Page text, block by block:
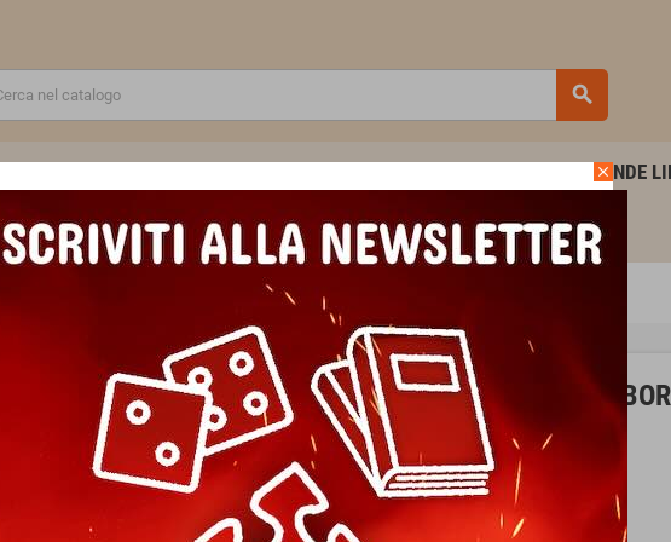
search
AGENDE
SCUOLA E TEMPO LIBERO
1000 PEZZI ravensburger CYBORG originale DC COMICS
PUZZLE 1000 PEZZI ravensburger
Marca
Ravensburger
Riferimento
4005555013471
In magazzino
1 Articolo
EAN13
4005555013471
close